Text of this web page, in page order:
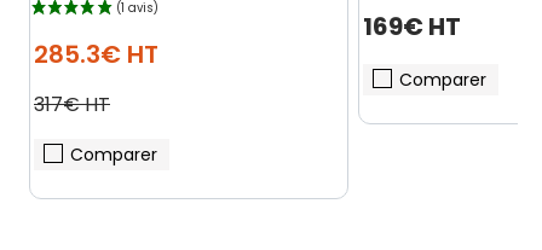
285.3€ HT
317€ HT
Comparer
169€ HT
Comparer